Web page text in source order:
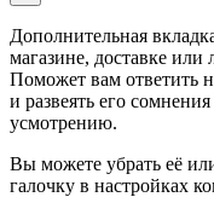
Дополнительная
магазине, доставке или
Поможет вам ответить
и развеять его
усмотрению.
Вы можете убрать её
галочку в настройках